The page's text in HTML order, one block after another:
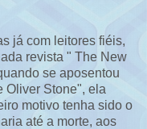
já com leitores fiéis,
revista " The New
se aposentou
Oliver Stone", ela
motivo tenha sido o
até a morte, aos